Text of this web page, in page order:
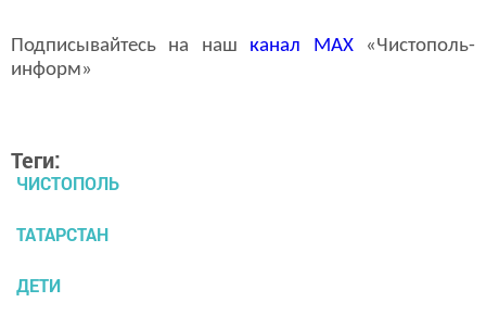
Подписывайтесь на наш канал MAX«Чистополь-
информ»
Теги:
ЧИСТОПОЛЬ
ТАТАРСТАН
ДЕТИ